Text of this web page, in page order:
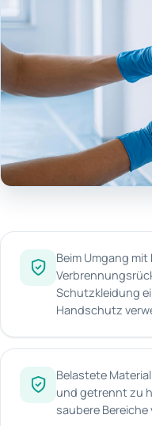
Beim Umgang mit
Schutzkleidung
Handschutz
Belastete
und getrennt zu
saubere Bereiche